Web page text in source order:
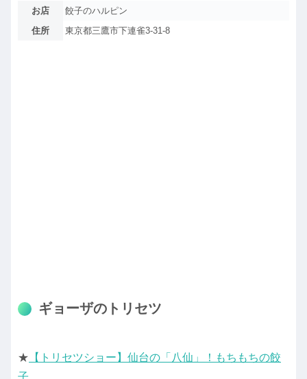
お店
餃子のハルピン
住所
東京都三鷹市下連雀3-31-8
ギョーザのトリセツ
★ 【トリセツショー】仙台の「八仙」！もちもちの餃
子